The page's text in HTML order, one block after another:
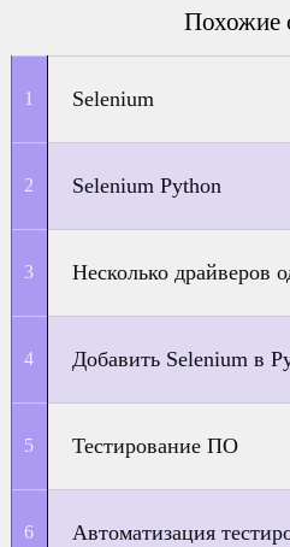
Похожие
Selenium
Selenium Python
Несколько драйверов
Добавить Selenium в
Тестирование ПО
Автоматизация